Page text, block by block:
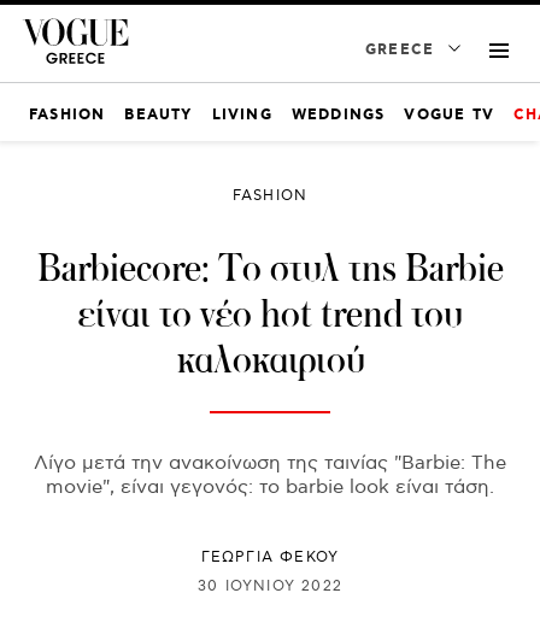
GREECE
FASHION BEAUTY LIVING WEDDINGS VOGUE TV
FASHION
Barbiecore: Το στυλ της Barbie
είναι το νέο hot trend του
καλοκαιριού
Λίγο μετά την ανακοίνωση της ταινίας "Barbie: The
movie", είναι γεγονός: το barbie look είναι τάση.
ΓΕΩΡΓΙΑ ΦΕΚΟΥ
30 ΙΟΥΝΊΟΥ 2022